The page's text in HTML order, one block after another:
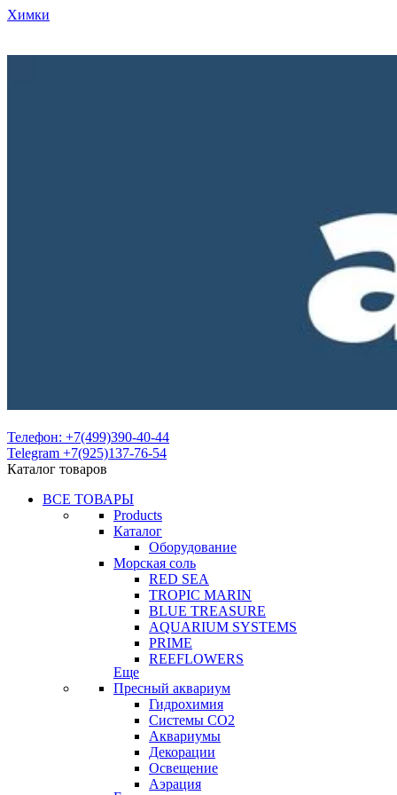
Химки
Телефон: +7(499)390-40-44
Telegram +7(925)137-76-54
Каталог товаров
ВСЕ ТОВАРЫ
Products
Каталог
Оборудование
Морская соль
RED SEA
TROPIC MARIN
BLUE TREASURE
AQUARIUM SYSTEMS
PRIME
REEFLOWERS
Еще
Пресный аквариум
Гидрохимия
Системы СО2
Аквариумы
Декорации
Освещение
Аэрация